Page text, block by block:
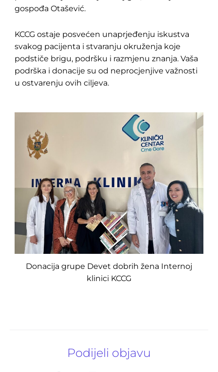
Pretraga
gospođa Otašević.
KCCG ostaje posvećen unaprjeđenju iskustva
svakog pacijenta i stvaranju okruženja koje
podstiče brigu, podršku i razmjenu znanja. Vaša
podrška i donacije su od neprocjenjive važnosti
u ostvarenju ovih ciljeva.
Donacija grupe Devet dobrih žena Internoj
klinici KCCG
Podijeli objavu